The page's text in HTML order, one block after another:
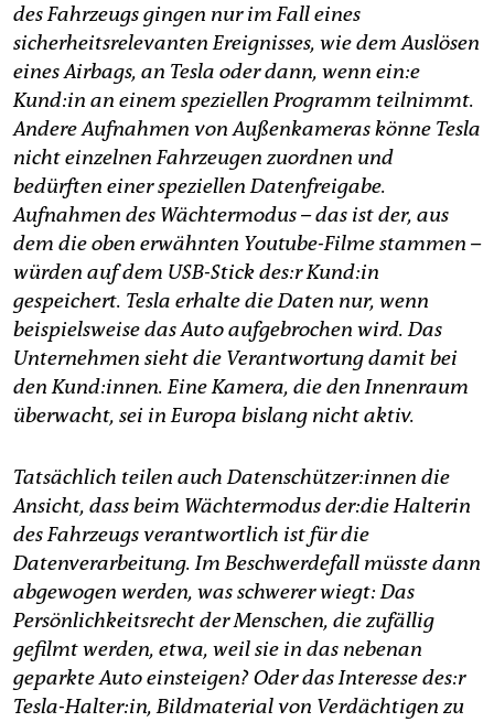
des Fahrzeugs gingen nur im Fall eines
sicherheitsrelevanten Ereignisses, wie dem Auslösen
eines Airbags, an Tesla oder dann, wenn ein:e
Kund:in an einem speziellen Programm teilnimmt.
Andere Aufnahmen von Außenkameras könne Tesla
nicht einzelnen Fahrzeugen zuordnen und
bedürften einer speziellen Datenfreigabe.
Aufnahmen des Wächtermodus – das ist der, aus
dem die oben erwähnten Youtube-Filme stammen –
würden auf dem USB-Stick des:r Kund:in
gespeichert. Tesla erhalte die Daten nur, wenn
beispielsweise das Auto aufgebrochen wird. Das
Unternehmen sieht die Verantwortung damit bei
den Kund:innen. Eine Kamera, die den Innenraum
überwacht, sei in Europa bislang nicht aktiv.
Tatsächlich teilen auch Datenschützer:innen die
Ansicht, dass beim Wächtermodus der:die Halterin
des Fahrzeugs verantwortlich ist für die
Datenverarbeitung. Im Beschwerdefall müsste dann
abgewogen werden, was schwerer wiegt: Das
Persönlichkeitsrecht der Menschen, die zufällig
gefilmt werden, etwa, weil sie in das nebenan
geparkte Auto einsteigen? Oder das Interesse des:r
Tesla-Halter:in, Bildmaterial von Verdächtigen zu